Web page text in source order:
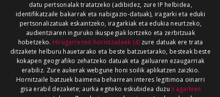
datu pertsonalak tratatzeko (adibidez, zure IP helbidea,
identifikatzaile bakarrak eta nabigazio-datuak), iragarki eta eduki
pertsonalizatuak eskaintzeko, iragarkiak eta edukia neurtzeko,
audientziaren inguruko ikuspegiak lortzeko eta zerbitzuak
hobetzeko. Hirugarrenen hornitzaileek (4)zure datuak ere trata
ditzakete helburu hauetarako eta beste batzuetarako, besteak beste
kokapen geografiko zehatzeko datuak eta gailuaren ezaugarriak
erabiliz. Zure aukerak webgune honi soilik aplikatzen zaizkio.
Hornitzaile batzuek baimena beharrean interes legitimoa oinarri
gisa erabil dezakete; aurka egiteko eskubidea duzu Iragarkien